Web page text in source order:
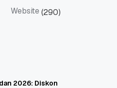
Website (290)
2026: Diskon